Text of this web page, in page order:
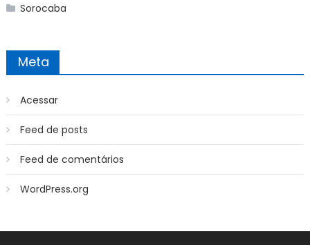
Sorocaba
Meta
Acessar
Feed de posts
Feed de comentários
WordPress.org